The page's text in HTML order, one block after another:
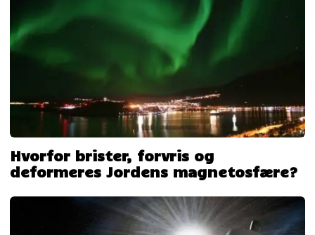
Hvorfor brister, forvris og
deformeres Jordens magnetosfære?